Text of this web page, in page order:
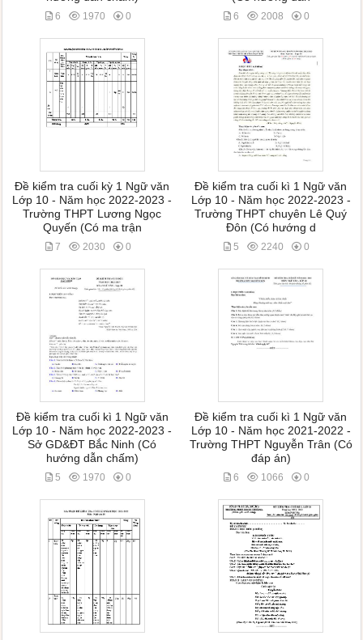
6 1970 0 6 2008 0
Đề kiểm tra cuối kỳ 1 Ngữ văn
Lớp 10 - Năm học 2022-2023 -
Trường THPT Lương Ngọc
Quyến (Có ma trận
7 2030 0
Đề kiểm tra cuối kì 1 Ngữ văn
Lớp 10 - Năm học 2022-2023 -
Trường THPT chuyên Lê Quý
Đôn (Có hướng d
5 2240 0
Đề kiểm tra cuối kì 1 Ngữ văn
Lớp 10 - Năm học 2022-2023 -
Sở GD&ĐT Bắc Ninh (Có
hướng dẫn chấm)
5 1970 0
Đề kiểm tra cuối kì 1 Ngữ văn
Lớp 10 - Năm học 2021-2022 -
Trường THPT Nguyễn Trân (Có
đáp án)
6 1066 0